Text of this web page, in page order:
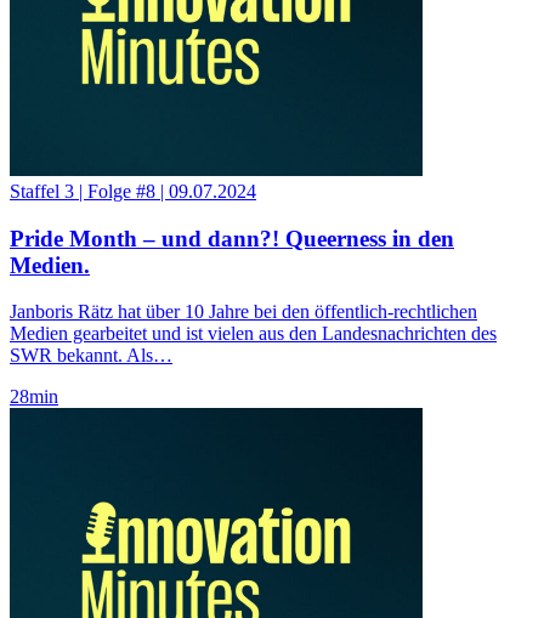
Staffel 3 | Folge #8 | 09.07.2024
Pride Month – und dann?! Queerness in den
Medien.
Janboris Rätz hat über 10 Jahre bei den öffentlich-rechtlichen
Medien gearbeitet und ist vielen aus den Landesnachrichten des
SWR bekannt. Als…
28min